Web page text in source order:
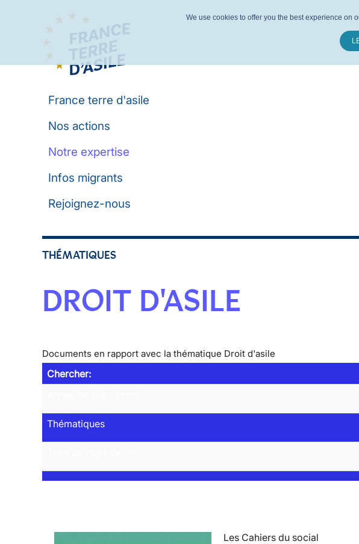
France terre d'asile
Nos actions
Notre expertise
Infos migrants
Rejoignez-nous
THÉMATIQUES
DROIT D'ASILE
Documents en rapport avec la thématique Droit d'asile
Chercher:
Thématiques
Les Cahiers du social
We use cookies to offer you the best experience on